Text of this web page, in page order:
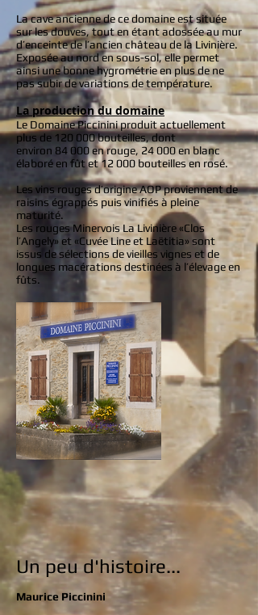
La cave ancienne de ce domaine est située
sur les douves, tout en étant adossée au mur
d’enceinte de l’ancien château de la Livinière.
Exposée au nord en sous-sol, elle permet
ainsi une bonne hygrométrie en plus de ne
pas subir de variations de température.
La production du domaine
Le Domaine Piccinini produit actuellement
plus de 120 000 bouteilles, dont
environ 84 000 en rouge, 24 000 en blanc
élaboré en fût et 12 000 bouteilles en rosé.
Les vins rouges d’origine AOP proviennent de
raisins égrappés puis vinifiés à pleine
maturité.
Les rouges Minervois La Livinière «Clos
l’Angely» et «Cuvée Line et Laëtitia» sont
issus de sélections de vieilles vignes et de
longues macérations destinées à l’élevage en
fûts.
Un peu d'histoire...
Maurice Piccinini